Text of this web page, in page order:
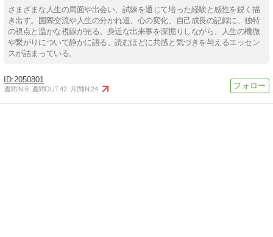
さまざまな人生の局面や出会い、試練を通じて培った経験と感性を鋭く描
き出す。国際交流や人生の分かれ道、心の変化、自己成長の記録に、独特
の視点と温かな視線が光る。身近な出来事を深掘りしながら、人生の機微
や繋がりについて静かに語る。読むほどに共感と気づきを与えるエッセン
スが詰まっている。
2050801
週間IN:6 週間OUT:42 月間IN:24